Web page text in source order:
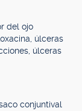
del ojo
úlceras
úlceras
conjuntival